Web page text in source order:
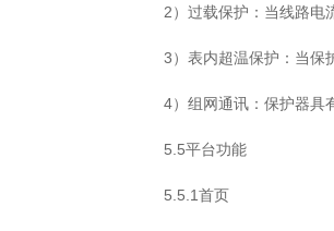
2）过载保护：当线路电
3）表内超温保护：当保
4）组网通讯：保护器具
5.5平台功能
5.5.1首页